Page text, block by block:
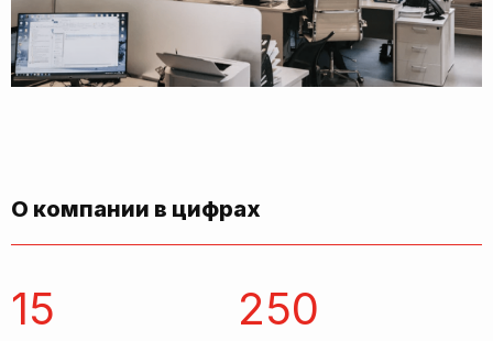
О компании в цифрах
15 250